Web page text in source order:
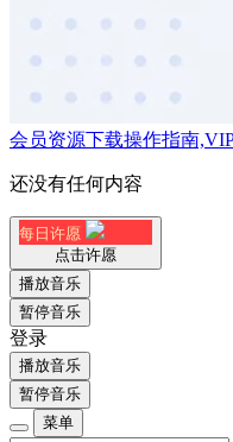
会员资源下载操作指南
还没有任何内容
每日许愿
点击许愿
播放音乐
暂停音乐
登录
播放音乐
暂停音乐
菜单